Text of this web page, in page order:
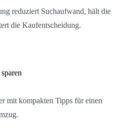
reduziert Suchaufwand, hält die
die Kaufentscheidung.
mit kompakten Tipps für einen